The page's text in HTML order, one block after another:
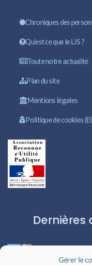
Gérer le
Chroniques des
Qu’est ce que le LIS ?
Toute notre actualité
Plan du site
Mentions légales
Politique de cookies
Dernières